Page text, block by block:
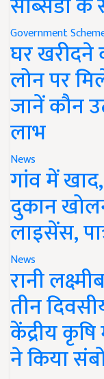
Government
घर खरीदने
लोन पर
जानें कौन
लाभ
News
गांव में
दुकान
लाइसेंस,
News
रानी
तीन
केंद्रीय कृषि
ने किया